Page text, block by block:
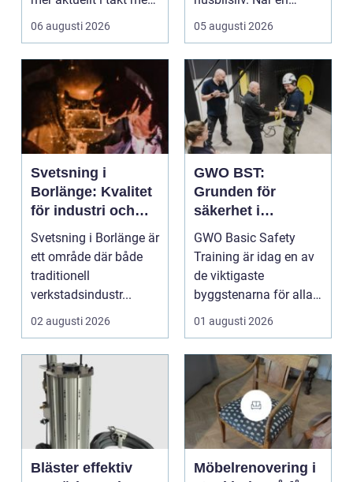
att fler verksamheter
06 augusti 2026
husbil ...
05 augusti 2026
Svetsning i
Borlänge: Kvalitet
för industri och
konstruktion
Svetsning i Borlänge är
ett område där både
traditionell
verkstadsindustr...
02 augusti 2026
GWO BST:
Grunden för
säkerhet i
vindkraftsbransch
en
GWO Basic Safety
Training är idag en av
de viktigaste
byggstenarna för alla
som vill arbet...
01 augusti 2026
Bläster effektiv
Möbelrenovering i